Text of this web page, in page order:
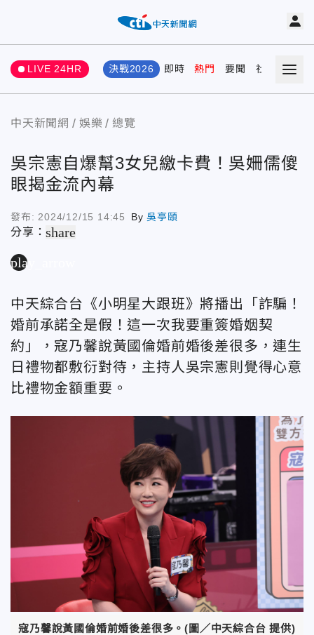
LIVE 24HR 決戰2026 即時 熱門 要聞 社會 娛樂
中天新聞網 娛樂 總覽
吳宗憲自爆幫3女兒繳卡費！吳姍儒傻
眼揭金流內幕
發布: 2024/12/15 14:45 By吳亭頤
分享：share
play_arrow
中天綜合台《小明星大跟班》將播出「詐騙！
婚前承諾全是假！這一次我要重簽婚姻契
約」，寇乃馨說黃國倫婚前婚後差很多，連生
日禮物都敷衍對待，主持人吳宗憲則覺得心意
比禮物金額重要。
寇乃馨說黃國倫婚前婚後差很多。(圖／中天綜合台 提供)